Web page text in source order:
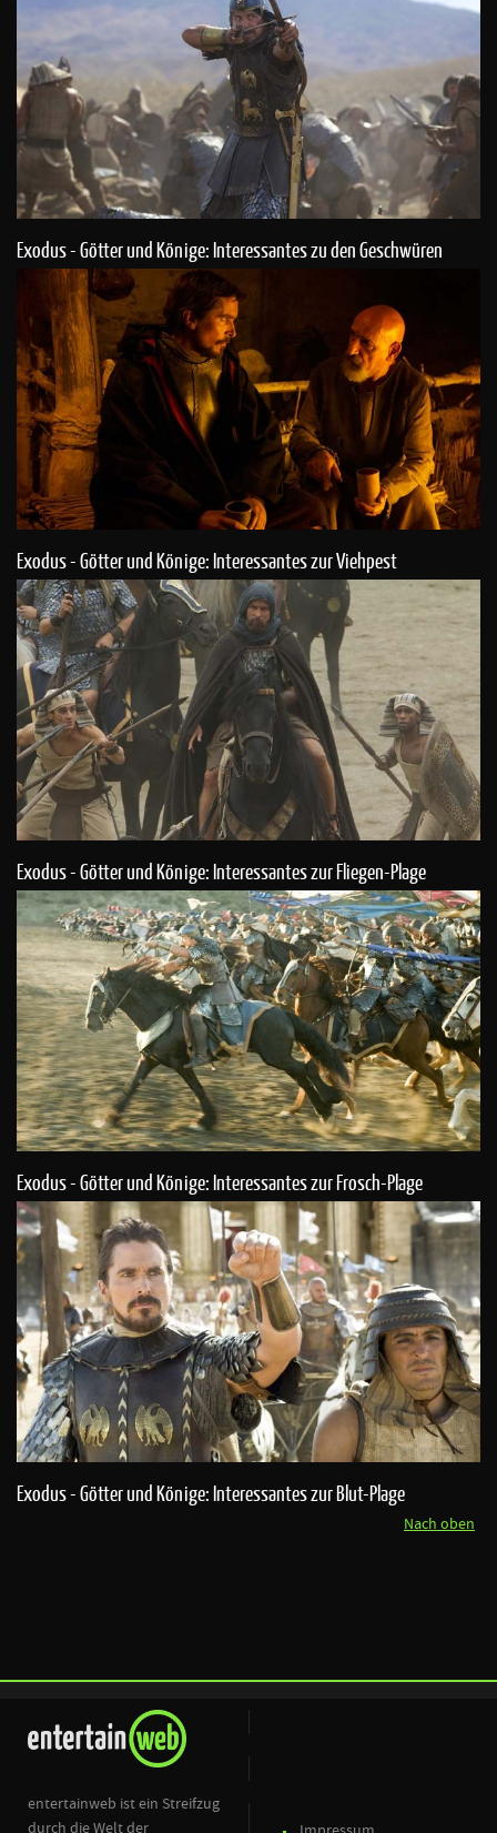
Exodus - Götter und Könige: Interessantes zu den Geschwüren
Exodus - Götter und Könige: Interessantes zur Viehpest
Exodus - Götter und Könige: Interessantes zur Fliegen-Plage
Exodus - Götter und Könige: Interessantes zur Frosch-Plage
Exodus - Götter und Könige: Interessantes zur Blut-Plage
Nach oben
entertainweb ist ein Streifzug
durch die Welt der